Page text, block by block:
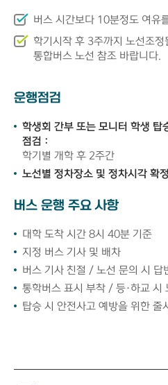
버스 시간보다 10분정도 여유
학기시작 후 3주까지 노선조정
통합버스 노선 참조 바랍니다.
운행점검
학생회 간부 또는 모니터 학생 탑
점검 :
학기별 개학 후 2주간
노선별 정차장소 및 정차시각 확
버스 운행 주요 사항
대학 도착 시간 8시 40분 기준
지정 버스 기사 및 배차
버스 기사 친절 / 노선 문의 시 답
통학버스 표시 부착 / 등·하교 시
탑승 시 안전사고 예방을 위한 줄